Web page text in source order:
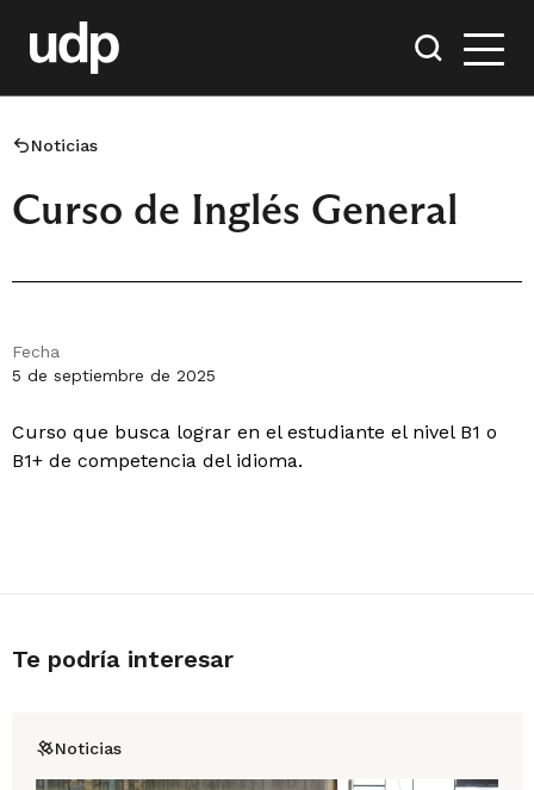
Noticias
Curso de Inglés General
Fecha
5 de septiembre de 2025
Curso que busca lograr en el estudiante el nivel B1 o
B1+ de competencia del idioma.
Te podría interesar
Noticias